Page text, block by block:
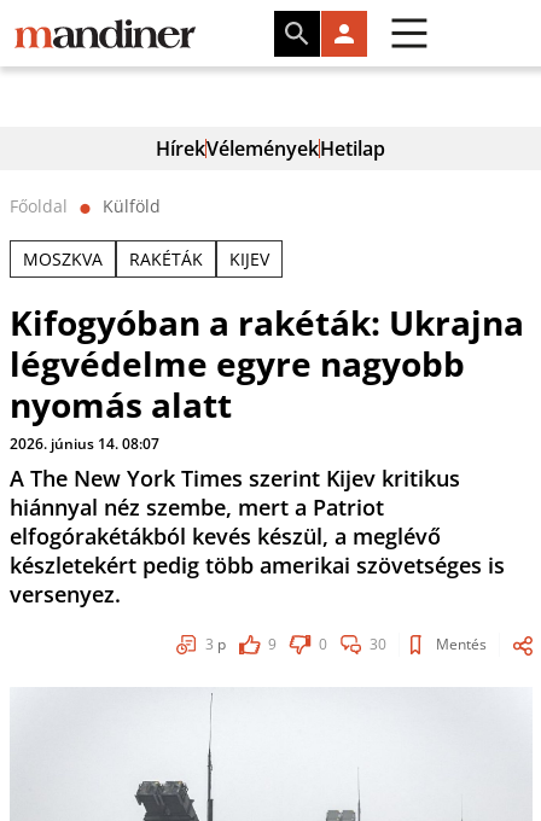
HírekVéleményekHetilap
Főoldal ⬤ Külföld
MOSZKVA RAKÉTÁK KIJEV
Kifogyóban a rakéták: Ukrajna
légvédelme egyre nagyobb
nyomás alatt
2026. június 14. 08:07
A The New York Times szerint Kijev kritikus
hiánnyal néz szembe, mert a Patriot
elfogórakétákból kevés készül, a meglévő
készletekért pedig több amerikai szövetséges is
versenyez.
3 p 9 0 30 Mentés